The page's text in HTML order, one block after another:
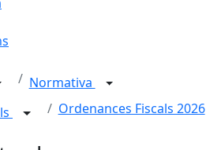
Normativa
Ordenances Fiscals 2026